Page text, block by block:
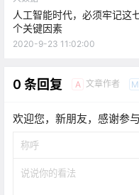
人工智能时代，必须牢记这
个关键因素
2020-9-23 11:02:00
0 条回复 A 文章作者 M
欢迎您，新朋友，感谢参与